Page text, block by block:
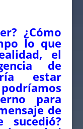
¿Cómo
lo que
el
de
estar
para
de
sucedió?